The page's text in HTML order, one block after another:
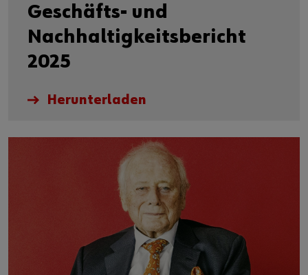
Geschäfts- und
Nachhaltigkeitsbericht
2025
Herunterladen